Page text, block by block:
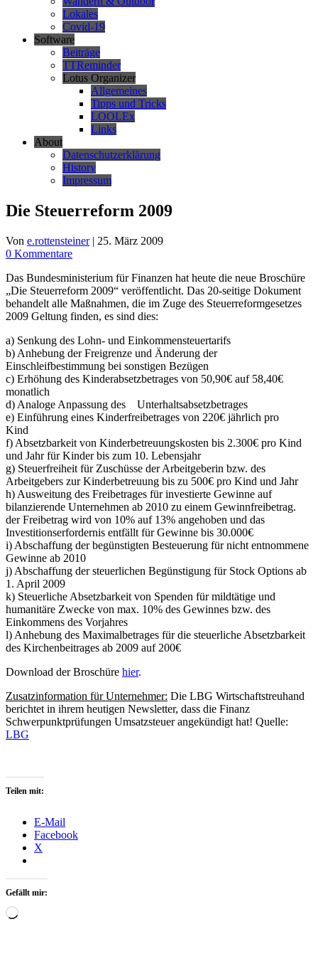
Lokales
Covid-19
Software
Beiträge
TTReminder
Lotus Organizer
Allgemeines
Tipps und Tricks
LOOLEx
Links
About
Datenschutzerklärung
History
Impressum
Die Steuerreform 2009
Von e.rottensteiner | 25. März 2009
0 Kommentare
Das Bundesministerium für Finanzen hat heute die neue Broschüre
„Die Steuerreform 2009“ veröffentlicht. Das 20-seitige Dokument
behandelt alle Maßnahmen, die im Zuge des Steuerreformgesetzes
2009 Geltung finden, es sind dies:
a) Senkung des Lohn- und Einkommensteuertarifs
b) Anhebung der Freigrenze und Änderung der
Einschleifbestimmung bei sonstigen Bezügen
c) Erhöhung des Kinderabsetzbetrages von 50,90€ auf 58,40€
monatlich
d) Analoge Anpassung des Unterhaltsabsetzbetrages
e) Einführung eines Kinderfreibetrages von 220€ jährlich pro
Kind
f) Absetzbarkeit von Kinderbetreuungskosten bis 2.300€ pro Kind
und Jahr für Kinder bis zum 10. Lebensjahr
g) Steuerfreiheit für Zuschüsse der Arbeitgeberin bzw. des
Arbeitgebers zur Kinderbetreuung bis zu 500€ pro Kind und Jahr
h) Ausweitung des Freibetrages für investierte Gewinne auf
bilanzierende Unternehmen ab 2010 zu einem Gewinnfreibetrag.
der Freibetrag wird von 10% auf 13% angehoben und das
Investitionserfordernis entfällt für Gewinne bis 30.000€
i) Abschaffung der begünstigten Besteuerung für nicht entnommene
Gewinne ab 2010
j) Abschaffung der steuerlichen Begünstigung für Stock Options ab
1. April 2009
k) Steuerliche Absetzbarkeit von Spenden für mildtätige und
humanitäre Zwecke von max. 10% des Gewinnes bzw. des
Einkommens des Vorjahres
l) Anhebung des Maximalbetrages für die steuerliche Absetzbarkeit
des Kirchenbeitrages ab 2009 auf 200€
Download der Broschüre hier.
Zusatzinformation für Unternehmer: Die LBG Wirtschaftstreuhand
berichtet in ihrem heutigen Newsletter, dass die Finanz
Schwerpunktprüfungen Umsatzsteuer angekündigt hat! Quelle:
LBG
Teilen mit:
E-Mail
Facebook
X
Gefällt mir:
Wird